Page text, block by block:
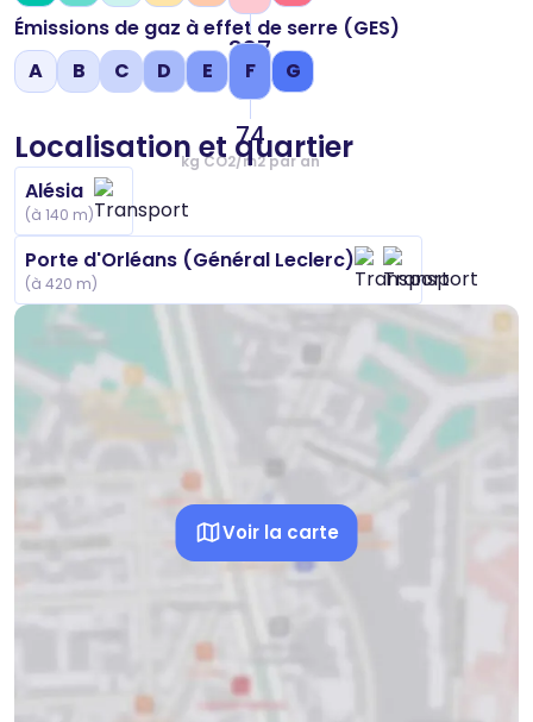
337
kWh/m2 par an
Émissions de gaz à effet de serre (GES)
A
B C D E F
74
kg CO2/m2 par an
G
Localisation et quartier
Alésia
(à 140 m)
Porte d'Orléans (Général Leclerc)
(à 420 m)
Voir la carte